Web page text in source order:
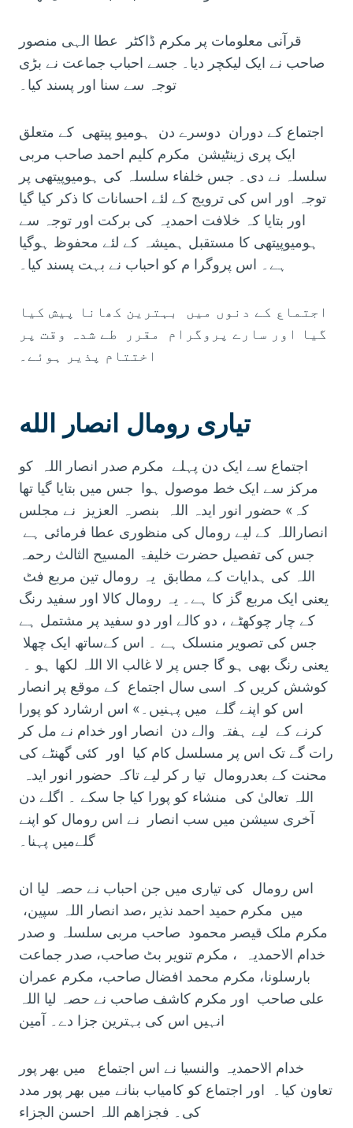
قرآنی معلومات پر مکرم ڈاکٹر عطا الہی منصور
صاحب نے ایک لیکچر دیا۔ جسے احباب جماعت نے بڑی
توجہ سے سنا اور پسند کیا۔
اجتماع کے دوران دوسرے دن ہومیو پیتھی کے متعلق
ایک پری زینٹیشن مکرم کلیم احمد صاحب مربی
سلسلہ نے دی۔ جس خلفاء سلسلہ کی ہومیوپیتھی پر
توجہ اور اس کی ترویج کے لئے احسانات کا ذکر کیا گیا
اور بتایا کہ خلافت احمدیہ کی برکت اور توجہ سے
ہومیوپیتھی کا مستقبل ہمیشہ کے لئے محفوظ ہوگیا
ہے۔ اس پروگرا م کو احباب نے بہت پسند کیا۔
اجتماع کے دنوں میں بہترین کھانا پیش کیا
گیا اور سارے پروگرام مقرر طے شدہ وقت پر
اختتام پذیر ہوئے۔
تیاری رومال انصار الله
اجتماع سے ایک دن پہلے مکرم صدر انصار اللہ کو
مرکز سے ایک خط موصول ہوا جس میں بتایا گیا تھا
کہ» حضور انور ایدہ اللہ بنصرہ العزیز نے مجلس
انصاراللہ کے لیے رومال کی منظوری عطا فرمائی ہے
جس کی تفصیل حضرت خلیفۃ المسیح الثالث رحمہ
اللہ کی ہدایات کے مطابق یہ رومال تین مربع فٹ
یعنی ایک مربع گز کا ہے۔ یہ رومال کالا اور سفید رنگ
کے چار چوکھٹے ، دو کالے اور دو سفید پر مشتمل ہے
جس کی تصویر منسلک ہے ۔ اس کےساتھ ایک چھلا
یعنی رنگ بھی ہو گا جس پر لا غالب الا اللہ لکھا ہو ۔
کوشش کریں کہ اسی سال اجتماع کے موقع پر انصار
اس کو اپنے گلے میں پہنیں۔» اس ارشارد کو پورا
کرنے کے لیے ہفتہ والے دن انصار اور خدام نے مل کر
رات گے تک اس پر مسلسل کام کیا اور کئی گھنٹے کی
محنت کے بعدرومال تیا ر کر لیے تاکہ حضور انور ایدہ
اللہ تعالیٰ کی منشاء کو پورا کیا جا سکے ۔ اگلے دن
آخری سیشن میں سب انصار نے اس رومال کو اپنے
گلےمیں پہنا۔
اس رومال کی تیاری میں جن احباب نے حصہ لیا ان
میں مکرم حمید احمد نذیر ،صد انصار اللہ سپین،
مکرم ملک قیصر محمود صاحب مربی سلسلہ و صدر
خدام الاحمدیہ ، مکرم تنویر بٹ صاحب، صدر جماعت
بارسلونا، مکرم محمد افضال صاحب، مکرم عمران
علی صاحب اور مکرم کاشف صاحب نے حصہ لیا اللہ
انہیں اس کی بہترین جزا دے۔ آمین
خدام الاحمدیہ والنسیا نے اس اجتماع میں بھر پور
تعاون کیا۔ اور اجتماع کو کامیاب بنانے میں بھر پور مدد
کی۔ فجزاھم اللہ احسن الجزاء